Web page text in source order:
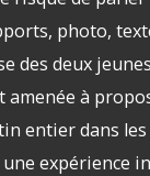
photo,
des deux
amenée à
entier dans
une expérience